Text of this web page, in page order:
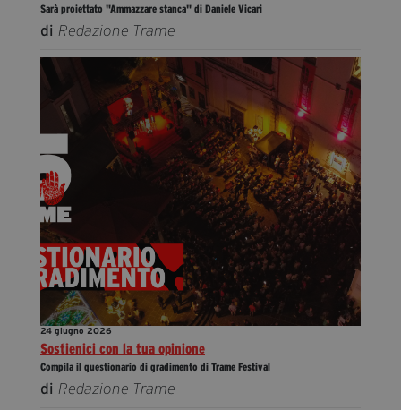
Sarà proiettato "Ammazzare stanca" di Daniele Vicari
di Redazione Trame
24 giugno 2026
Sostienici con la tua opinione
Compila il questionario di gradimento di Trame Festival
di Redazione Trame